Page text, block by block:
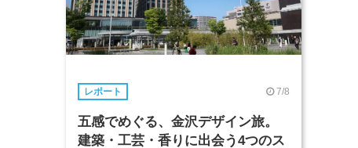
レポート 7/8
五感でめぐる、金沢デザイン旅。
建築・工芸・香りに出会う4つのス